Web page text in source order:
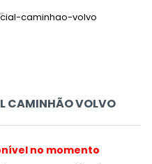
CAMINHÃO VOLVO
no momento